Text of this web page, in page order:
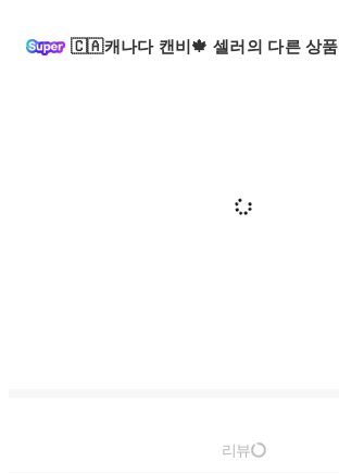
🇨🇦캐나다 캔비🍁 셀러의 다른 상품
리뷰